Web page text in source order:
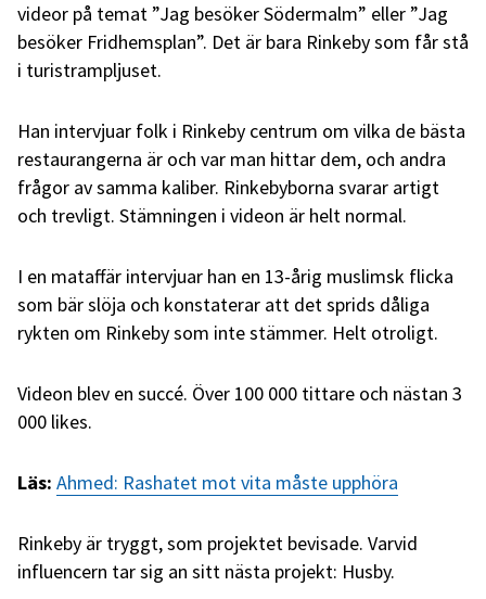
videor på temat ”Jag besöker Södermalm” eller ”Jag
besöker Fridhemsplan”. Det är bara Rinkeby som får stå
i turistrampljuset.
Han intervjuar folk i Rinkeby centrum om vilka de bästa
restaurangerna är och var man hittar dem, och andra
frågor av samma kaliber. Rinkebyborna svarar artigt
och trevligt. Stämningen i videon är helt normal.
I en mataffär intervjuar han en 13-årig muslimsk flicka
som bär slöja och konstaterar att det sprids dåliga
rykten om Rinkeby som inte stämmer. Helt otroligt.
Videon blev en succé. Över 100 000 tittare och nästan 3
000 likes.
Läs: Ahmed: Rashatet mot vita måste upphöra
Rinkeby är tryggt, som projektet bevisade. Varvid
influencern tar sig an sitt nästa projekt: Husby.